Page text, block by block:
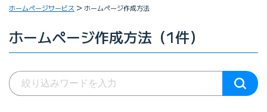
ホームページサービス
ホームページ作成方法
ホームページ作成方法（1件）